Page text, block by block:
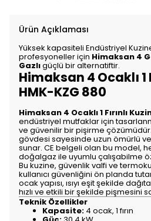
Ürün Açıklaması
Yüksek kapasiteli Endüstriyel
profesyoneller için Himaksan 4
Gazlıgüçlü bir alternatiftir.
Himaksan 4 Ocaklı 1
HMK-KZG 880
Himaksan 4 Ocaklı 1 Fırınlı
endüstriyel mutfaklar için
ve güvenilir bir pişirme
gövdesi sayesinde uzun ömürlü
sunar. CE belgeli olan bu model,
doğalgaz ile uyumlu çalışabilme
Bu kuzine, güvenlik valfi ve
kullanıcı güvenliğini ön planda
ocak yapısı, ısıyı eşit şekilde
hızlı ve etkili bir şekilde pişmesini
Teknik Özellikler
Kapasite: 4 ocak, 1 fırın